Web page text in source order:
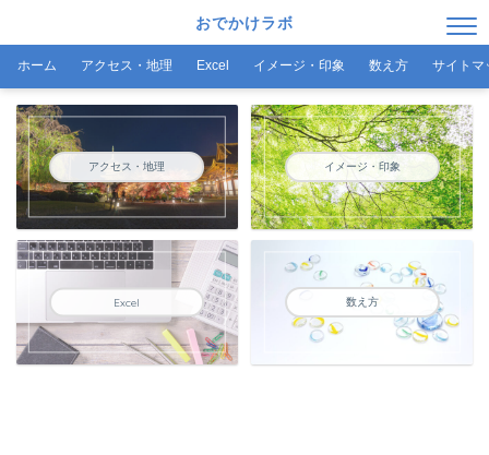
おでかけラボ
ホーム アクセス・地理 Excel イメージ・印象 数え方 サイトマ
アクセス・地理 イメージ・印象
Excel 数え方